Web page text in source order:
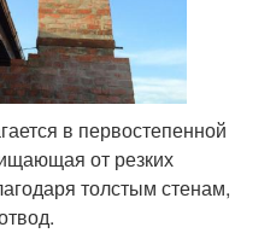
в первостепенной
от резких
толстым стенам,